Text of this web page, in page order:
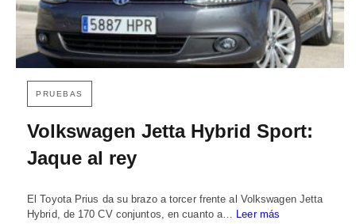
PRUEBAS
Volkswagen Jetta Hybrid Sport:
Jaque al rey
El Toyota Prius da su brazo a torcer frente al Volkswagen Jetta
Hybrid, de 170 CV conjuntos, en cuanto a…
Leer más